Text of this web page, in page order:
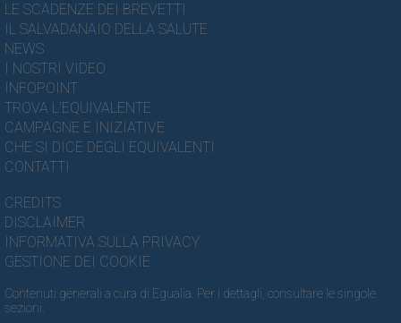
LE SCADENZE DEI BREVETTI
IL SALVADANAIO DELLA SALUTE
NEWS
I NOSTRI VIDEO
INFOPOINT
TROVA L'EQUIVALENTE
CAMPAGNE E INIZIATIVE
CHE SI DICE DEGLI EQUIVALENTI
CONTATTI
CREDITS
DISCLAIMER
INFORMATIVA SULLA PRIVACY
GESTIONE DEI COOKIE
Contenuti generali a cura di Egualia. Per i dettagli, consultare le singole
sezioni.